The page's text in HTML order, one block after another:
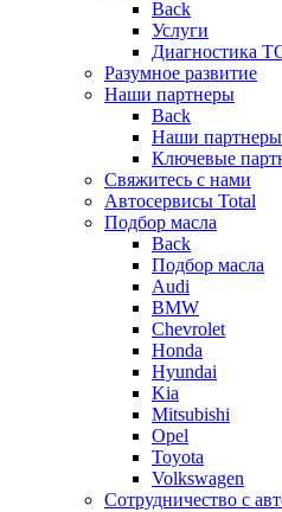
Back
Услуги
Диагностика
Разумное развитие
Наши партнеры
Back
Наши партнеры
Ключевые
Свяжитесь с нами
Автосервисы Total
Подбор масла
Back
Подбор масла
Audi
BMW
Chevrolet
Honda
Hyundai
Kia
Mitsubishi
Opel
Toyota
Volkswagen
Сотрудничество с